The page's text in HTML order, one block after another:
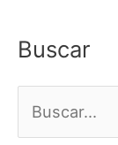
Buscar
u